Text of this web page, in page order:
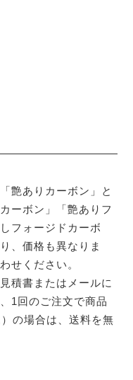
艶ありカーボン」と
ーボン」「艶ありフ
フォージドカーボ
、価格も異なりま
せください。
積書またはメールに
1回のご注文で商品
の場合は、送料を無